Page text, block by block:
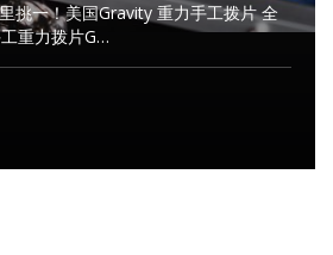
挑一！美国Gravity 重力手工拨片 全
重力拨片G…